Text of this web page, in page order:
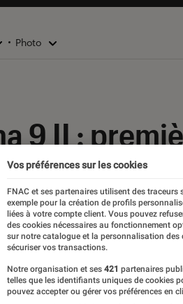
Photo
9 II :
v2.00
Freitas
Vos préférences sur les cookies
FNAC et ses partenaires utilisent des
exemple pour la création de profils
liées à votre compte client. Vous pouvez
des cookies nécessaires au fonctionnement
sur notre catalogue et la personnalisation des
sécuriser vos transactions.
Notre organisation et ses 421 partenaires
telles que les identifiants uniques de cookies
pouvez accepter ou gérer vos préférences en